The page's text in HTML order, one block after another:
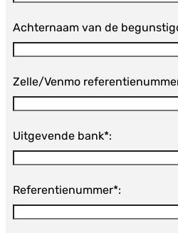
Achternaam van de
Zelle/Venmo
Uitgevende bank*:
Referentienummer*: